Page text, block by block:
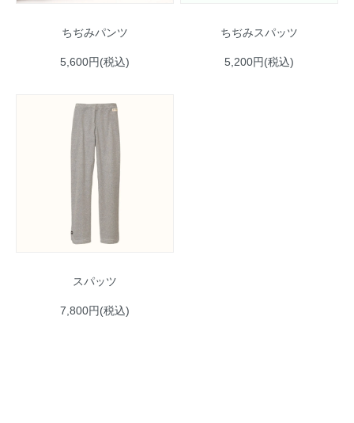
ちぢみパンツ
5,600円(税込)
ちぢみスパッツ
5,200円(税込)
スパッツ
7,800円(税込)